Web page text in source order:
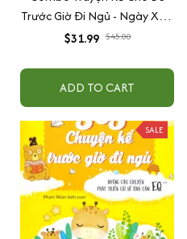
Trước Giờ Đi Ngủ - Ngày Xửa
Ngày Xưa (Trọn Bộ 10 Cuốn)
$31.99 $45.00
ADD TO CART
SALE